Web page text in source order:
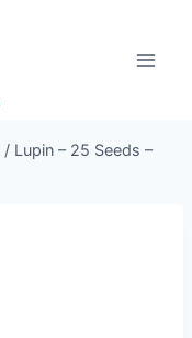
/ Lupin – 25 Seeds –